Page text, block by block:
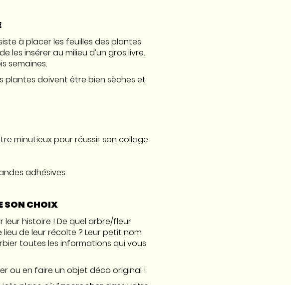
à placer les feuilles des plantes
insérer au milieu d’un gros livre.
semaines.
plantes doivent être bien sèches et
minutieux pour réussir son collage
adhésives.
SON CHOIX
leur histoire ! De quel arbre/fleur
de leur récolte ? Leur petit nom
toutes les informations qui vous
ou en faire un objet déco original !